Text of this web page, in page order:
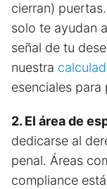
cierran)
solo te ayudan
señal de tu
nuestra
esenciales para
2. El área de
dedicarse al
penal. Áreas
compliance